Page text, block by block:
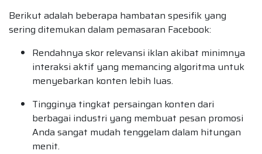
Berikut adalah beberapa hambatan spesifik yang
sering ditemukan dalam pemasaran Facebook:
Rendahnya skor relevansi iklan akibat minimnya
interaksi aktif yang memancing algoritma untuk
menyebarkan konten lebih luas.
Tingginya tingkat persaingan konten dari
berbagai industri yang membuat pesan promosi
Anda sangat mudah tenggelam dalam hitungan
menit.